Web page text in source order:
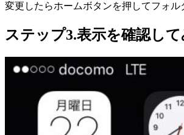
変更したらホームボタンを押してフォル
ステップ3.表示を確認して